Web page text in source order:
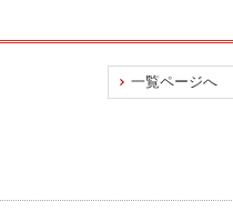
一覧ページへ